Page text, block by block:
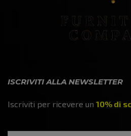
ISCRIVITI ALLA NEWSLETTER
Iscriviti per ricevere un 10% di